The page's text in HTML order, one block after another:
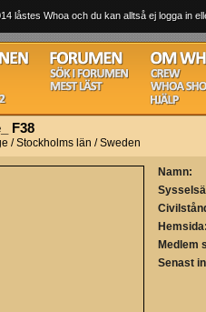
låstes Whoa och du kan alltså ej logga in
F38
/ Stockholms län / Sweden
Namn:
Medlem
Senast